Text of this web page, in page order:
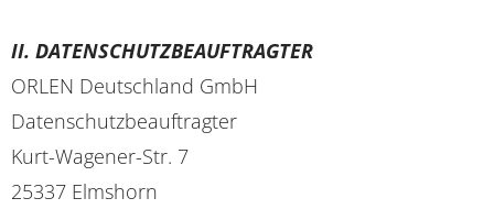
II. DATENSCHUTZBEAUFTRAGTER
ORLEN Deutschland GmbH
Datenschutzbeauftragter
Kurt-Wagener-Str. 7
25337 Elmshorn